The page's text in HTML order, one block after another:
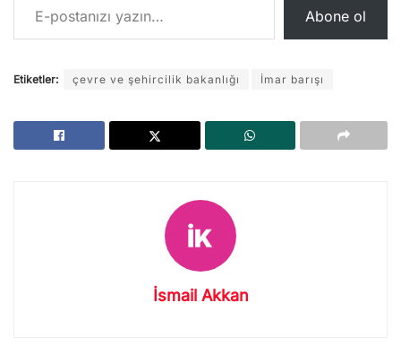
Abone ol
Etiketler: çevre ve şehircilik bakanlığı İmar barışı
İsmail Akkan